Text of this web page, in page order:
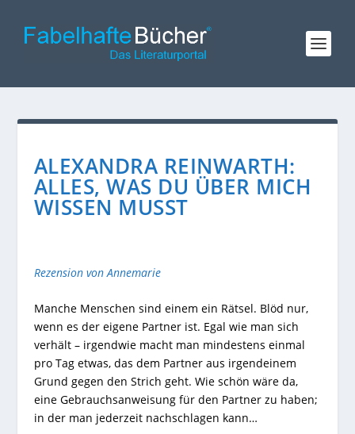
ALEXANDRA REINWARTH:
ALLES, WAS DU ÜBER MICH
WISSEN MUSST
Rezension von Annemarie
Manche Menschen sind einem ein Rätsel. Blöd nur,
wenn es der eigene Partner ist. Egal wie man sich
verhält – irgendwie macht man mindestens einmal
pro Tag etwas, das dem Partner aus irgendeinem
Grund gegen den Strich geht. Wie schön wäre da,
eine Gebrauchsanweisung für den Partner zu haben;
in der man jederzeit nachschlagen kann…